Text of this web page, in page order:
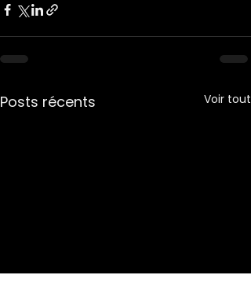
Posts récents Voir tout